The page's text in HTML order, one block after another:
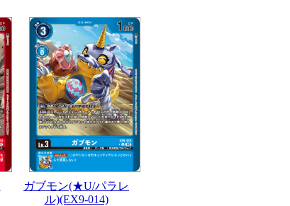
ガブモン(★U/パラレ
ル)(EX9-014)